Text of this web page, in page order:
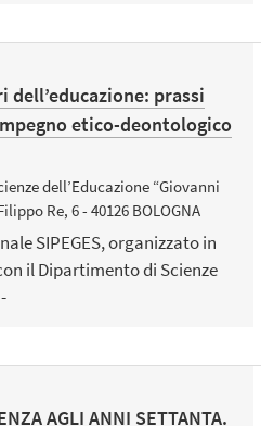
dell’educazione: prassi
etico-deontologico
dell’Educazione “Giovanni
Re, 6 - 40126 BOLOGNA
SIPEGES, organizzato in
il Dipartimento di Scienze
AGLI ANNI SETTANTA.